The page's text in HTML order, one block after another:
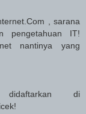
, sarana
pengetahuan IT!
nantinya yang
di